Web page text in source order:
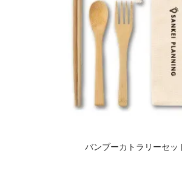
バンブーカトラリーセッ